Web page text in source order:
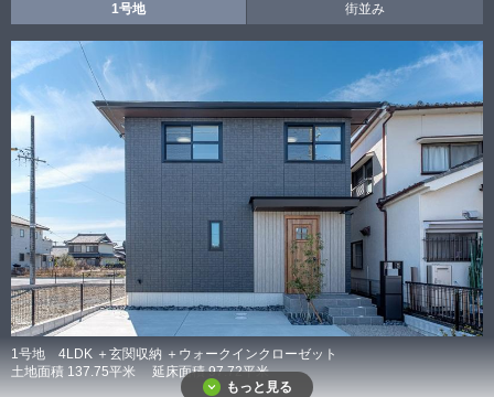
ダイワハウスの分譲住宅。
※初期保証30年（構造耐力上主要な部分・雨水
の浸入を防止する部分）
住宅ローン・資金計画などのご相談も承ります。
是非お気軽にお問い合わせください。
1号地 街並み
1号地 4LDK ＋玄関収納 ＋ウォークインクローゼット
土地面積 137.75平米 延床面積 97.72平米
もっと見る